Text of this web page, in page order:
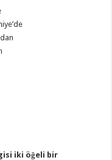
iki öğeli bir